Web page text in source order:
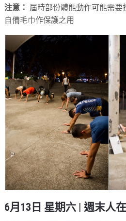
注意： 屆時部份體能動作可能需
自備毛巾作保護之用
6月13日 星期六 | 週末人